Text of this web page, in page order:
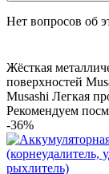
Нет вопросов об
Жёсткая
поверхностей
Musashi Легкая
Рекомендуем
-36%